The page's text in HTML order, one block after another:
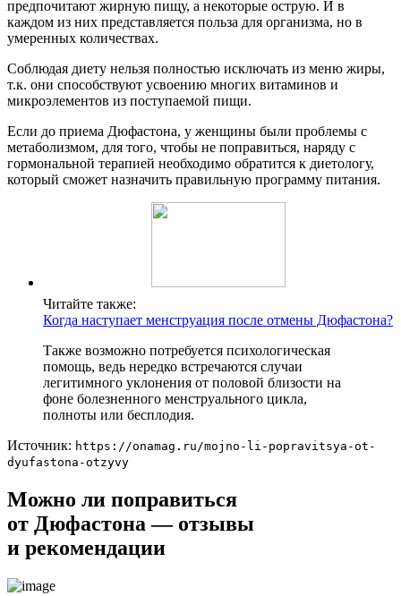
предпочитают жирную пищу, а некоторые острую. И в
каждом из них представляется польза для организма, но в
умеренных количествах.
Соблюдая диету нельзя полностью исключать из меню жиры,
т.к. они способствуют усвоению многих витаминов и
микроэлементов из поступаемой пищи.
Если до приема Дюфастона, у женщины были проблемы с
метаболизмом, для того, чтобы не поправиться, наряду с
гормональной терапией необходимо обратится к диетологу,
который сможет назначить правильную программу питания.
Читайте также:
Когда наступает менструация после отмены Дюфастона?
Также возможно потребуется психологическая
помощь, ведь нередко встречаются случаи
легитимного уклонения от половой близости на
фоне болезненного менструального цикла,
полноты или бесплодия.
Источник: https://onamag.ru/mojno-li-popravitsya-ot-
dyufastona-otzyvy
Можно ли поправиться
от Дюфастона — отзывы
и рекомендации